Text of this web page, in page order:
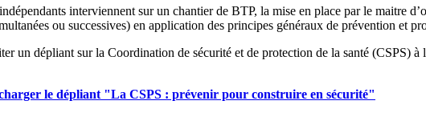
interviennent sur un chantier de BTP, la mise en place par le maitre
ou successives) en application des principes généraux de prévention et
un dépliant sur la Coordination de sécurité et de protection de la santé (CSPS) à
le dépliant "La CSPS : prévenir pour construire en sécurité"